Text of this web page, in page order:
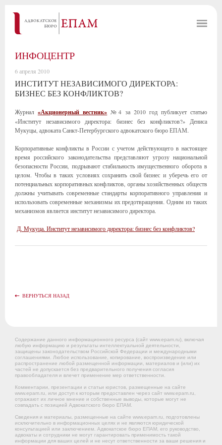
ИНФОЦЕНТР
6 апреля 2010
ИНСТИТУТ НЕЗАВИСИМОГО ДИРЕКТОРА:
БИЗНЕС БЕЗ КОНФЛИКТОВ?
Журнал«Акционерный вестник» №4 за 2010 год публикует статью
«Институт независимого директора: бизнес без конфликтов?» Дениса
Мукуцы, адвоката Санкт-Петербургского адвокатского бюро ЕПАМ.
Корпоративные конфликты в России с учетом действующего в настоящее
время российского законодательства представляют угрозу национальной
безопасности России, подрывают стабильность имущественного оборота в
целом. Чтобы в таких условиях сохранить свой бизнес и уберечь его от
потенциальных корпоративных конфликтов, органы хозяйственных обществ
должны учитывать современные стандарты корпоративного управления и
использовать современные механизмы их предотвращения. Одним из таких
механизмов является институт независимого директора.
Д. Мукуца. Институт независимого директора: бизнес без конфликтов?
ВЕРНУТЬСЯ НАЗАД
Содержание данного информационного ресурса (сайт www.epam.ru), включая
любую информацию и результаты интеллектуальной деятельности,
защищены законодательством Российской Федерации и международными
соглашениями. Любое использование, копирование, воспроизведение или
распространение любой размещенной информации, материалов и (или) их
частей не допускается без предварительного получения согласия
правообладателя и влечет применение мер ответственности.
Комментарии, презентации и статьи юристов, размещенные на сайте
www.epam.ru, или доступ к которым предоставлен через сайт www.epam.ru,
отражают их личное мнение и собственные выводы, которые могут не
совпадать с позицией Адвокатского бюро ЕПАМ.
Сведения и материалы, размещенные на сайте www.epam.ru, подготовлены
исключительно в информационных целях и не являются юридической
консультацией или заключением. Адвокатское бюро ЕПАМ, его руководство,
адвокаты и сотрудники не могут гарантировать применимость такой
информации для ваших целей и не несут ответственности за ваши решения и